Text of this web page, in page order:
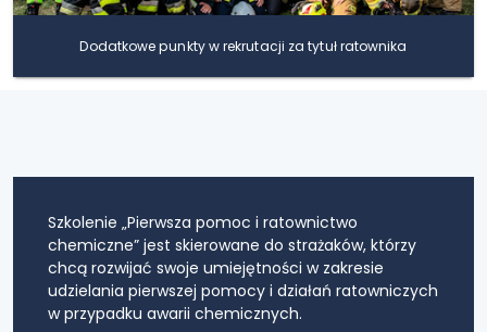
Dodatkowe punkty w rekrutacji za tytuł ratownika
Szkolenie „Pierwsza pomoc i ratownictwo
chemiczne” jest skierowane do strażaków, którzy
chcą rozwijać swoje umiejętności w zakresie
udzielania pierwszej pomocy i działań ratowniczych
w przypadku awarii chemicznych.